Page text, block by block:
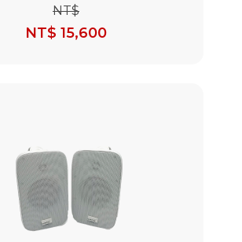
NT$
NT$ 15,600